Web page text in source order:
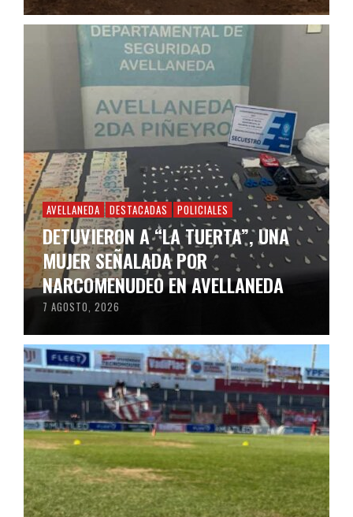
AVELLANEDA DESTACADAS POLICIALES
DETUVIERON A “LA TUERTA”, UNA
MUJER SEÑALADA POR
NARCOMENUDEO EN AVELLANEDA
7 AGOSTO, 2026